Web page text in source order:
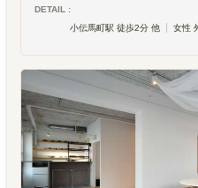
DETAIL :
小伝馬町駅 徒歩2分 他
女性